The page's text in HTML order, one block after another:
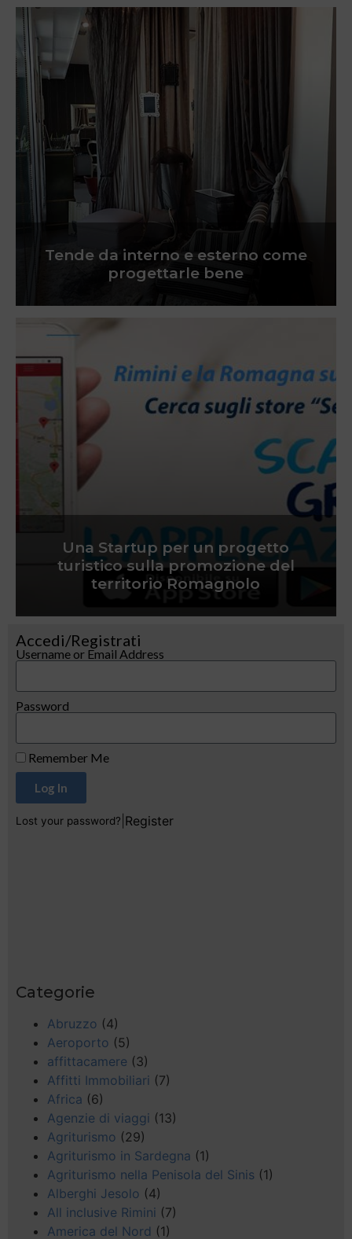
Tende da interno e esterno come
progettarle bene
Una Startup per un progetto
turistico sulla promozione del
territorio Romagnolo
Accedi/Registrati
Username or Email Address
Password
Remember Me
Log In
Lost your password? Register
Categorie
Abruzzo (4)
Aeroporto (5)
affittacamere (3)
Affitti Immobiliari (7)
Africa (6)
Agenzie di viaggi (13)
Agriturismo (29)
Agriturismo in Sardegna (1)
Agriturismo nella Penisola del Sinis (1)
Alberghi Jesolo (4)
All inclusive Rimini (7)
America del Nord (1)